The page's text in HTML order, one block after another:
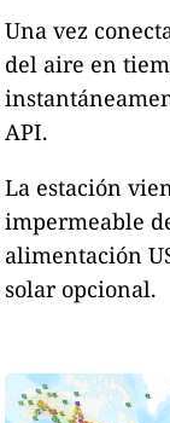
Una vez
del aire en
API.
La estación
impermeable
alimentación
solar opcional.